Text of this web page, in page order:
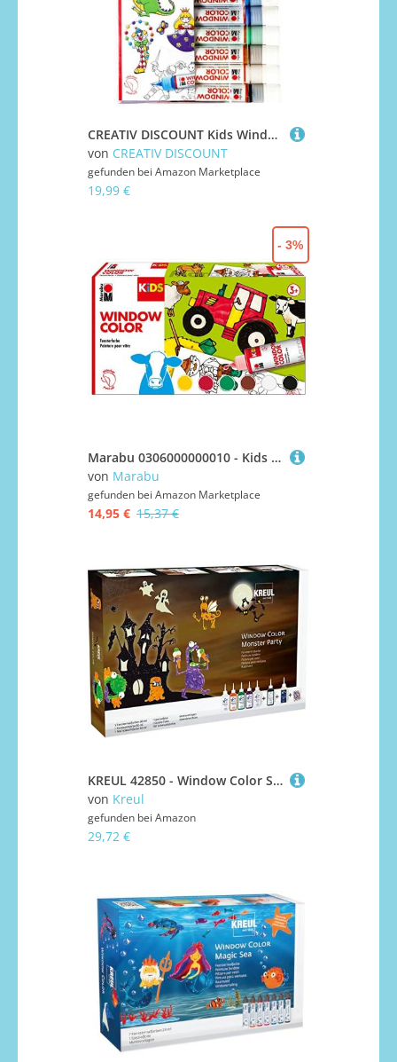
CREATIV DISCOUNT Kids Window Color Set, 10 x 25 ml
von CREATIV DISCOUNT
gefunden bei Amazon Marketplace
19,99 €
Marabu 0306000000010 - Kids Window Color Farmer mit 6 x 80 ml Farbe, Malvorlage A3 mit 25 Motiven und Folie A4, Fenstermalfarbe auf Wasserbasis, geeignet für Glas, Spiegel, Fliesen und Folie
von Marabu
gefunden bei Amazon Marketplace
14,95 € 15,37 €
- 3%
KREUL 42850 - Window Color Set Monster Party, 7 x 80 ml Fenstermalfarben, inkl. schwarze Konturenfarbe & Nachtleuchtfarbe, für kreative Kinder, Gruselspaß am Fenster und Motivvorlagen
von Kreul
gefunden bei Amazon
29,72 €